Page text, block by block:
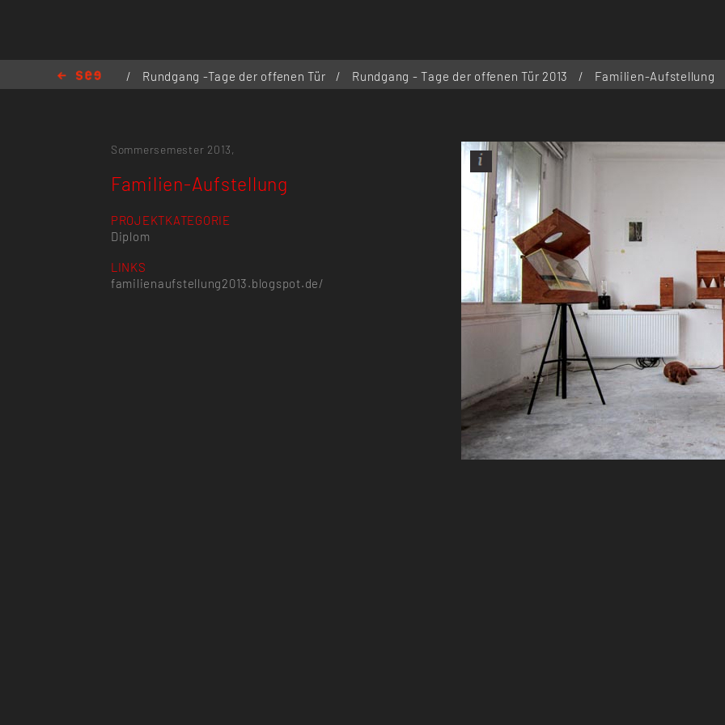
/ Rundgang -Tage der offenen Tür / Rundgang - Tage der offenen Tür 2013 / Familien-Aufstellung
Sommersemester 2013,
Familien-Aufstellung
PROJEKTKATEGORIE
Diplom
LINKS
familienaufstellung2013.blogspot.de/